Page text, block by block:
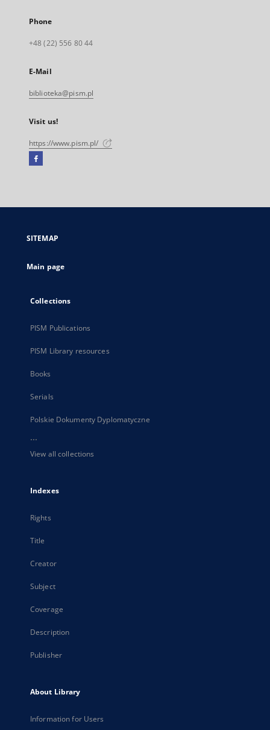
Phone
+48 (22) 556 80 44
E-Mail
biblioteka@pism.pl
Visit us!
https://www.pism.pl/
Facebook
open
new
SITEMAP
Main page
Collections
PISM Publications
PISM Library resources
Books
Serials
Polskie Dokumenty Dyplomatyczne
...
View all collections
Indexes
Rights
Title
Creator
Subject
Coverage
Description
Publisher
About Library
Information for Users